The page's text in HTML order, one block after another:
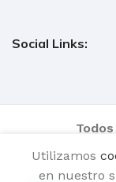
Social Links:
Utilizamos
en nuestro